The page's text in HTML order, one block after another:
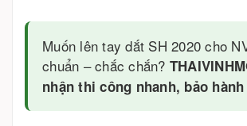
Muốn lên tay dắt SH 2020 cho
chuẩn – chắc chắn?
nhận thi công nhanh, bảo